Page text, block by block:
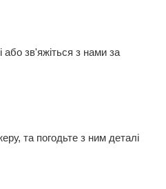
або зв'яжіться з нами за
та погодьте з ним деталі